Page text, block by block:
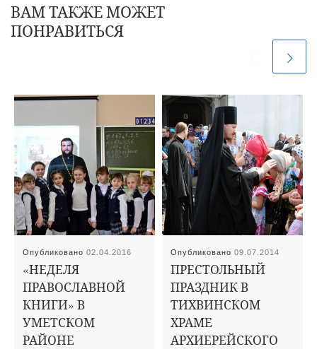
ВАМ ТАКЖЕ МОЖЕТ
ПОНРАВИТЬСЯ
Опубликовано02.04.2016
«НЕДЕЛЯ
ПРАВОСЛАВНОЙ
КНИГИ» В
УМЕТСКОМ
РАЙОНЕ
Опубликовано09.07.2014
ПРЕСТОЛЬНЫЙ
ПРАЗДНИК В
ТИХВИНСКОМ
ХРАМЕ
АРХИЕРЕЙСКОГО